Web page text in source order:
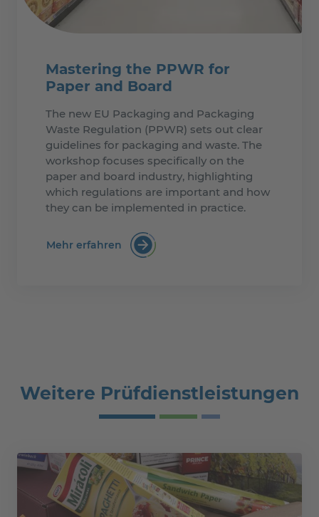
Mastering the PPWR for
Paper and Board
The new EU Packaging and Packaging
Waste Regulation (PPWR) sets out clear
guidelines for packaging and waste. The
workshop focuses specifically on the
paper and board industry, highlighting
which regulations are important and how
they can be implemented in practice.
Mehr erfahren :Mastering the PPWR for Paper and
Weitere Prüfdienstleistungen